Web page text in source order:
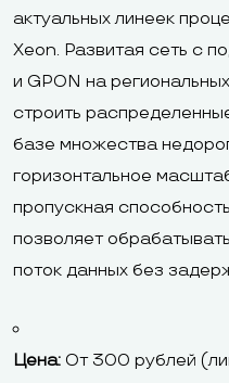
актуальных линеек
Xeon. Развитая сеть с
и GPON на
строить
базе множества
горизонтальное
пропускная
позволяет
поток данных без
Цена: От 300 рублей